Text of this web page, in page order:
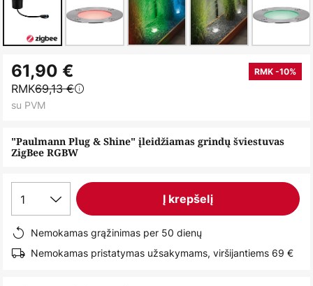
to
the
beginning
the
images
gallery
"Paulmann Plug & Shine" įleidžiamas grindų šviestuvas
ZigBee RGBW
61,90 € RMK -10%
RMK69,13 €
su PVM
1 Į krepšelį
Nemokamas grąžinimas per 50 dienų
Nemokamas pristatymas užsakymams, viršijantiems 69 €